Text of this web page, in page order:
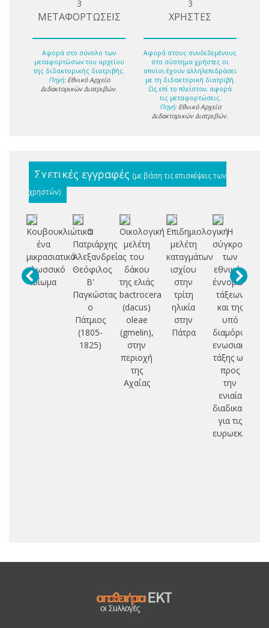
3
ΜΕΤΑΦΟΡΤΩΣΕΙΣ
Αφορά στο σύνολο των
μεταφορτώσων του αρχείου
της διδακτορικής διατριβής.
Πηγή: Εθνικό Αρχείο
Διδακτορικών Διατριβών.
3
ΧΡΗΣΤΕΣ
Αφορά στους συνδεδεμένους
στο σύστημα χρήστες οι
οποίοι έχουν αλληλεπιδράσει
με τη διδακτορική διατριβή.
Ως επί το πλείστον, αφορά
τις μεταφορτώσεις.
Πηγή: Εθνικό Αρχείο
Διδακτορικών Διατριβών.
Σχετικές εγγραφές (με βάση τις επισκέψεις των
χρηστών)
Κουβουκλιώτικα:
ένα
μικρασιατικό
γλωσσικό
ιδίωμα
Ο
Πατριάρχης
Αλεξανδρείας
Θεόφιλος
Β'
Παγκώστας
ο
Πάτμιος
(1805-
1825)
Οικολογική
μελέτη
του
δάκου
της ελιάς
bactrocera
(dacus)
oleae
(gmelin),
στην
περιοχή
της
Αχαΐας
Επιδημιολογική
μελέτη
καταγμάτων
ισχίου
στην
τρίτη
ηλικία
στην
Πάτρα
Η
σύγκρουση
των
εθνικών
έννομων
τάξεων
και της
υπό
διαμόρφωση
ενωσιακής
τάξης ως
προς
την
ενιαία
διαδικασία
για τις
ευρωεκλογές